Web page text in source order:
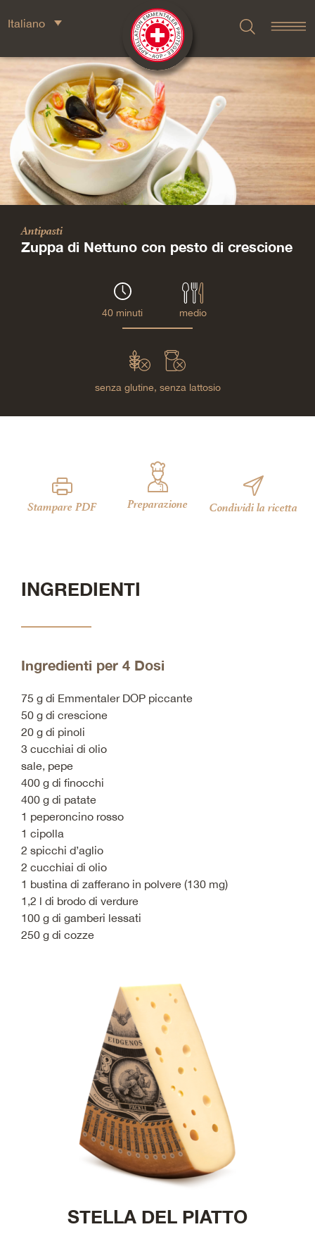
Italiano
Antipasti
Zuppa di Nettuno con pesto di crescione
40 minuti medio
senza glutine, senza lattosio
Stampare PDF Preparazione Condividi la ricetta
INGREDIENTI
Ingredienti per 4 Dosi
75 g di Emmentaler DOP piccante
50 g di crescione
20 g di pinoli
3 cucchiai di olio
sale, pepe
400 g di finocchi
400 g di patate
1 peperoncino rosso
1 cipolla
2 spicchi d’aglio
2 cucchiai di olio
1 bustina di zafferano in polvere (130 mg)
1,2 l di brodo di verdure
100 g di gamberi lessati
250 g di cozze
STELLA DEL PIATTO